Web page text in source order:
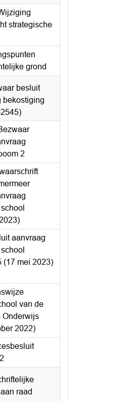
strategische
grond
besluit
bekostiging
2
aanvraag
(17 mei 2023)
van de
Onderwijs
2022)
raad